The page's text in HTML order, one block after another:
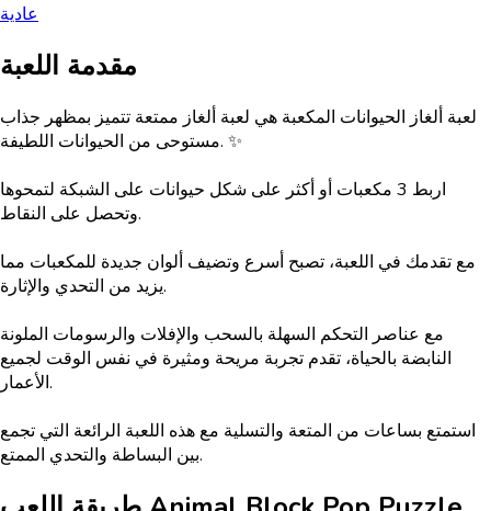
عادية
مقدمة اللعبة
لعبة ألغاز الحيوانات المكعبة هي لعبة ألغاز ممتعة تتميز بمظهر جذاب
مستوحى من الحيوانات اللطيفة. ✨
اربط 3 مكعبات أو أكثر على شكل حيوانات على الشبكة لتمحوها
وتحصل على النقاط.
مع تقدمك في اللعبة، تصبح أسرع وتضيف ألوان جديدة للمكعبات مما
يزيد من التحدي والإثارة.
مع عناصر التحكم السهلة بالسحب والإفلات والرسومات الملونة
النابضة بالحياة، تقدم تجربة مريحة ومثيرة في نفس الوقت لجميع
الأعمار.
استمتع بساعات من المتعة والتسلية مع هذه اللعبة الرائعة التي تجمع
بين البساطة والتحدي الممتع.